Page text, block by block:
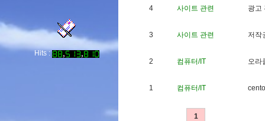
Hits :
4 사이트 관련 광고
3 사이트 관련 저 작
2 컴퓨터/IT 오라
1 컴퓨터/IT cento
1